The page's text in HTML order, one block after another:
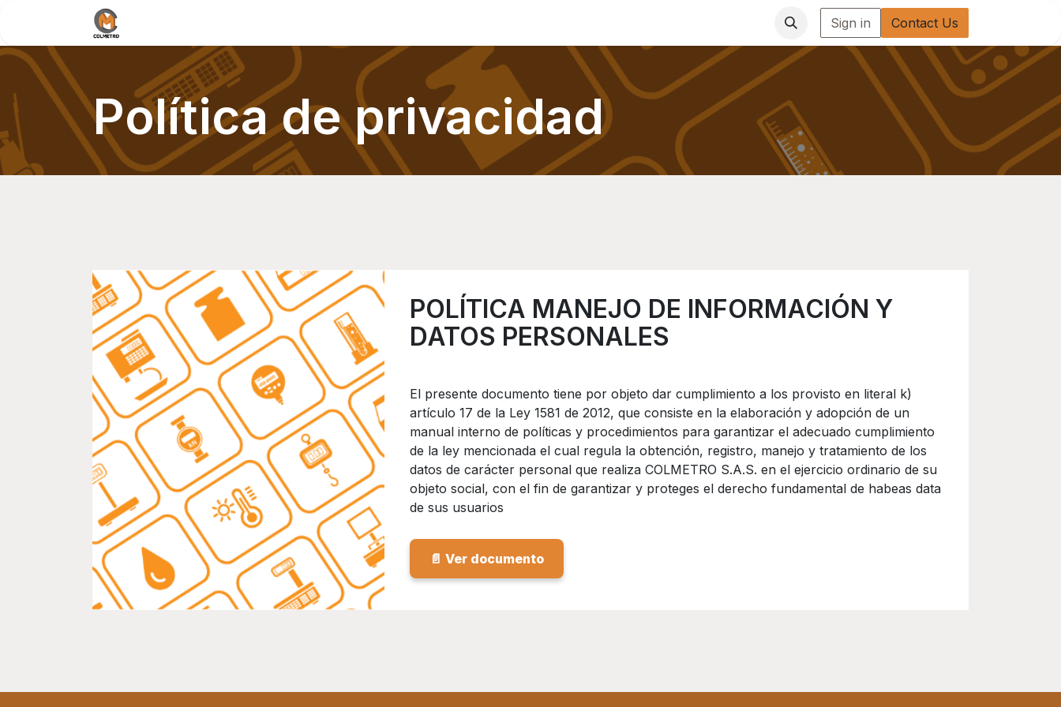
Sign in Contact Us
Política de privacidad
POLÍTICA MANEJO DE INFORMACIÓN Y
DATOS PERSONALES
El presente documento tiene por objeto dar cumplimiento a los provisto en literal k)
artículo 17 de la Ley 1581 de 2012, que consiste en la elaboración y adopción de un
manual interno de políticas y procedimientos para garantizar el adecuado cumplimiento
de la ley mencionada el cual regula la obtención, registro, manejo y tratamiento de los
datos de carácter personal que realiza COLMETRO S.A.S. en el ejercicio ordinario de su
objeto social, con el fin de garantizar y proteges el derecho fundamental de habeas data
de sus usuarios
📄 Ver documento